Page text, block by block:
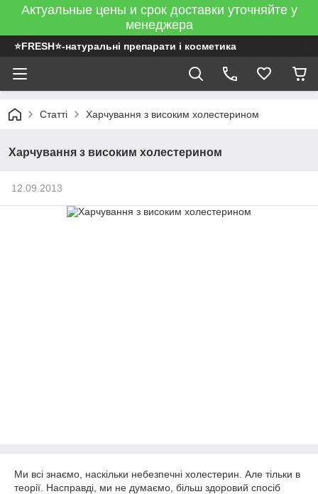
Актуальные цены и срок доставки уточняйте у
менеджера
⭐FRESH⭐-натуральні препарати і косметика
Статті Харчування з високим холестерином
Харчування з високим холестерином
12.09.2013
Ми всі знаємо, наскільки небезпечні холестерин. Але тільки в
теорії. Насправді, ми не думаємо, більш здоровий спосіб